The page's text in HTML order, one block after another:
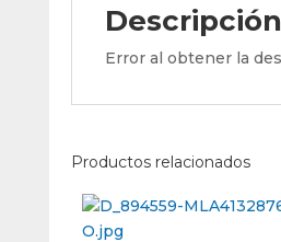
Descripción
Error al obtener la
Productos relacionados